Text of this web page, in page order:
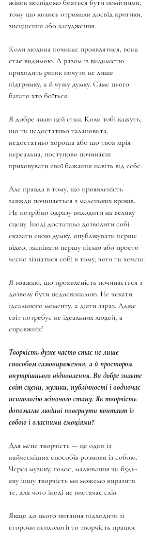
жінок несвідомо бояться бути помітними,
тому що колись отримали досвід критики,
знецінення або засудження.
Коли людина починає проявлятися, вона
стає видимою. А разом із видимістю
приходить ризик почути не лише
підтримку, а й чужу думку. Саме цього
багато хто боїться.
Я добре знаю цей стан. Коли тобі кажуть,
що ти недостатньо талановита,
недостатньо хороша або що твоя мрія
нереальна, поступово починаєш
приховувати свої бажання навіть від себе.
Але правда в тому, що проявленість
завжди починається з маленьких кроків.
Не потрібно одразу виходити на велику
сцену. Іноді достатньо дозволити собі
сказати свою думку, опублікувати перше
відео, заспівати першу пісню або просто
чесно зізнатися собі в тому, чого ти хочеш.
Я вважаю, що проявленість починається з
дозволу бути недосконалою. Не чекати
ідеального моменту, а діяти зараз. Адже
світ потребує не ідеальних людей, а
справжніх!
Творчість дуже часто стає не лише
способом самовираження, а й простором
внутрішнього відновлення. Ви добре знаєте
світ сцени, музики, публічності і водночас
психологію жіночого стану. Як творчість
допомагає людині повернути контакт із
собою і власними емоціями?
Для мене творчість — це один із
найчесніших способів розмови із собою.
Через музику, голос, малювання чи будь-
яку іншу творчість ми можемо виразити
те, для чого іноді не вистачає слів.
Якщо до цього питання підходити зі
сторони психології то творчість працює